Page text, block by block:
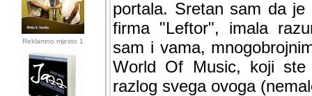
Reklamno mjesto 1
sam da je i moj web
imala razumijevanja za
mnogobrojnim
Music, koji ste ga
ovoga (nemalog) rada.